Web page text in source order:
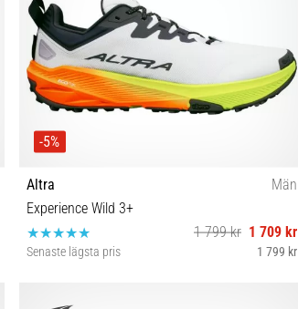
-5%
Altra
Män
Experience Wild 3+
1 799 kr 1 709 kr
Senaste lägsta pris 1 799 kr